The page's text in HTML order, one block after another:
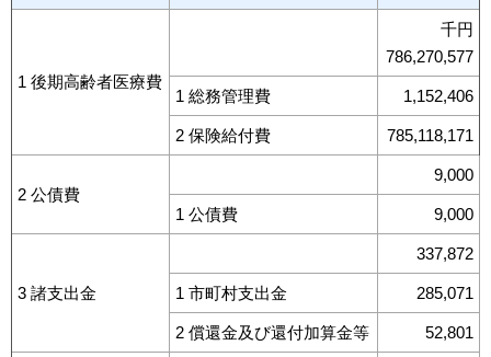
1 後期高齢者医療費
千円
786,270,577
1 総務管理費 1,152,406
2 保険給付費 785,118,171
2 公債費
9,000
1 公債費 9,000
3 諸支出金
337,872
1 市町村支出金 285,071
2 償還金及び還付加算金等 52,801